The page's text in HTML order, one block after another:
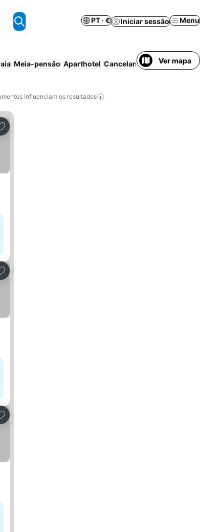
PT · € Iniciar sessão Menu
Meia-pensão Aparthotel Cancelamento gratuito
Ver mapa
influenciam os resultados
aos favoritos
aos favoritos
aos favoritos